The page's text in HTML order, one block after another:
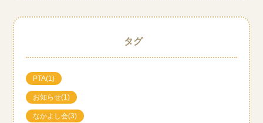
タグ
PTA(1)
お知らせ(1)
なかよし会(3)